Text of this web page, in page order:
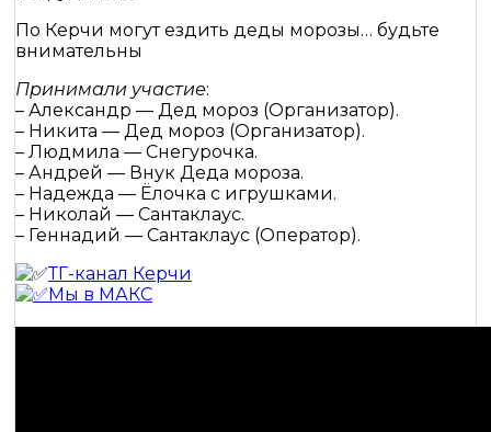
По Керчи могут ездить деды морозы… будьте
внимательны
Принимали участие:
– Александр — Дед мороз (Организатор).
– Никита — Дед мороз (Организатор).
– Людмила — Снегурочка.
– Андрей — Внук Деда мороза.
– Надежда — Ёлочка с игрушками.
– Николай — Сантаклаус.
– Геннадий — Сантаклаус (Оператор).
ТГ-канал Керчи
Мы в МАКС